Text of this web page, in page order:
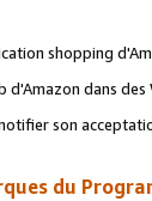
shopping
d'Amazon dans
son
du